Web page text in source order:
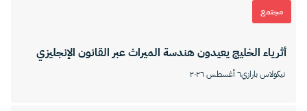
مجتمع
أثرياء الخليج يعيدون هندسة الميراث عبر القانون الإنجليزي
نيكولاس بارازي٦ أغسطس ٢٠٢٦